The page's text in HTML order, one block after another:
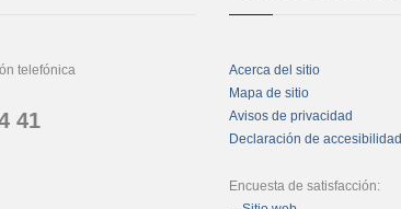
telefónica
41
Acerca del sitio
Mapa de sitio
Avisos de privacidad
Declaración de accesibilidad
Encuesta de satisfacción: